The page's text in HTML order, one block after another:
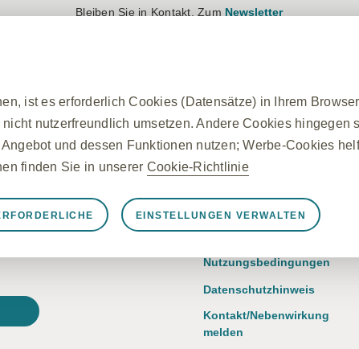
Bleiben Sie in Kontakt. Zum Newsletter
Impressum
Nutzungsbedingungen
Datenschutzhinweis
Kontakt/Nebenwirkung
melden
ist es erforderlich Cookies (Datensätze) in Ihrem
nutzerfreundlich umsetzen. Andere Cookies hingegen
und dessen Funktionen nutzen; Werbe-Cookies
finden Sie in unserer Cookie-Richtlinie
Cookies
funktioniert, z. B. um Sitzungsdaten während
zu verwalten und die Sicherheit der Website zu
auf von Ihnen vorgenommene Aktionen gesetzt, die einer
Ihrer Datenschutzeinstellungen, das Anmelden oder
EINSTELLUNGEN VERWALTEN